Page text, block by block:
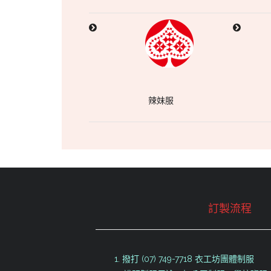
辣妹服
訂製流程
1. 撥打 (07) 749-7718 衣工坊團體制服